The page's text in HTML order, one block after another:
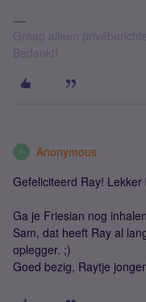
Graag alleen
Bedankt!
A Anonymous
Gefeliciteerd Ray! Lekker
Ga je Friesian nog
Sam, dat heeft Ray al
oplegger. ;)
Goed bezig, Raytje